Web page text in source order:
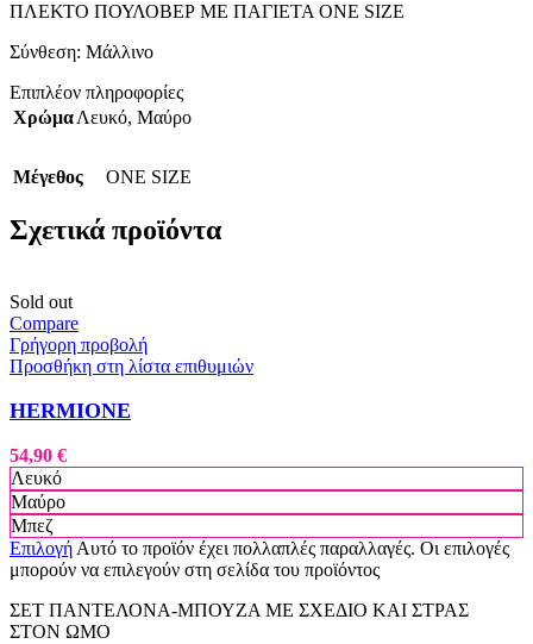
ΠΛΕΚΤΟ ΠΟΥΛΟΒΕΡ ΜΕ ΠΑΓΙΕΤΑ ONE SIZE
Σύνθεση: Μάλλινο
Επιπλέον πληροφορίες
ΧρώμαΛευκό, Μαύρο
Μέγεθος ONE SIZE
Σχετικά προϊόντα
Sold out
Compare
Γρήγορη προβολή
Προσθήκη στη λίστα επιθυμιών
HERMIONE
54,90 €
Λευκό
Μαύρο
Μπεζ
Επιλογή Αυτό το προϊόν έχει πολλαπλές παραλλαγές. Οι επιλογές
μπορούν να επιλεγούν στη σελίδα του προϊόντος
ΣΕΤ ΠΑΝΤΕΛΟΝΑ-ΜΠΟΥΖΑ ΜΕ ΣΧΕΔΙΟ ΚΑΙ ΣΤΡΑΣ
ΣΤΟΝ ΩΜΟ